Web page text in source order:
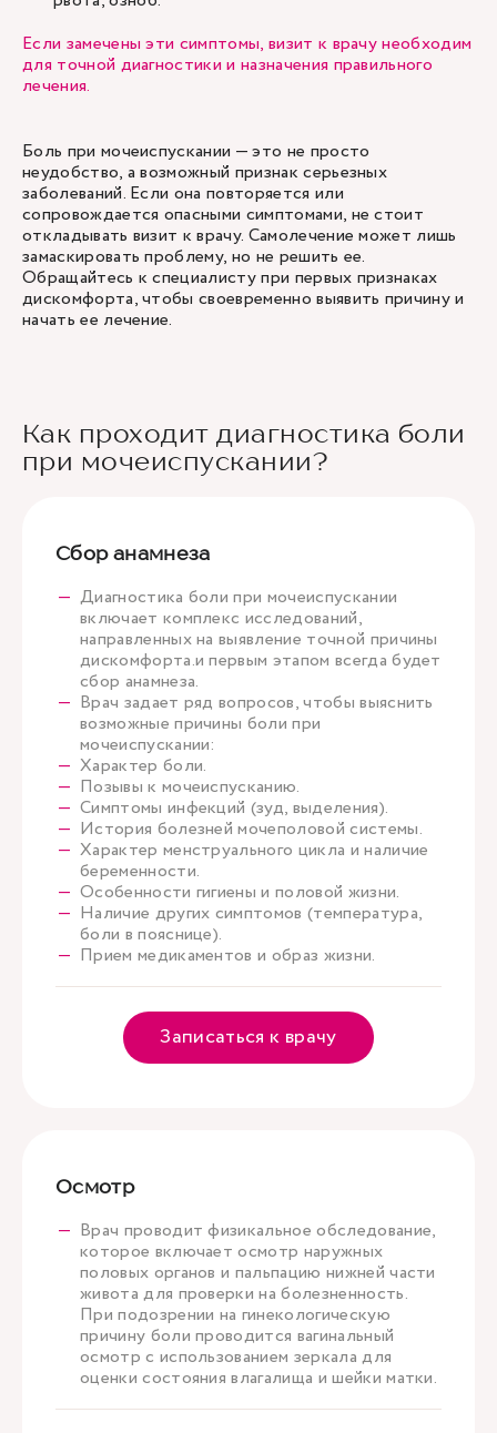
Если замечены эти симптомы, визит к врачу необходим
для точной диагностики и назначения правильного
лечения.
Боль при мочеиспускании — это не просто
неудобство, а возможный признак серьезных
заболеваний. Если она повторяется или
сопровождается опасными симптомами, не стоит
откладывать визит к врачу. Самолечение может лишь
замаскировать проблему, но не решить ее.
Обращайтесь к специалисту при первых признаках
дискомфорта, чтобы своевременно выявить причину и
начать ее лечение.
Как проходит диагностика боли
при мочеиспускании?
Сбор анамнеза
Диагностика боли при мочеиспускании
включает комплекс исследований,
направленных на выявление точной причины
дискомфорта.и первым этапом всегда будет
сбор анамнеза.
Врач задает ряд вопросов, чтобы выяснить
возможные причины боли при
мочеиспускании:
Характер боли.
Позывы к мочеиспусканию.
Симптомы инфекций (зуд, выделения).
История болезней мочеполовой системы.
Характер менструального цикла и наличие
беременности.
Особенности гигиены и половой жизни.
Наличие других симптомов (температура,
боли в пояснице).
Прием медикаментов и образ жизни.
Записаться к врачу
Осмотр
Врач проводит физикальное обследование,
которое включает осмотр наружных
половых органов и пальпацию нижней части
живота для проверки на болезненность.
При подозрении на гинекологическую
причину боли проводится вагинальный
осмотр с использованием зеркала для
оценки состояния влагалища и шейки матки.